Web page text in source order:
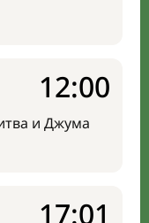
и Джума
12:00
17:01